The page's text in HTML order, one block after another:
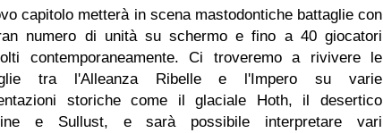
capitolo metterà in scena mastodontiche battaglie con
numero di unità su schermo e fino a 40 giocatori
contemporaneamente. Ci troveremo a rivivere le
tra l'Alleanza Ribelle e l'Impero su varie
storiche come il glaciale Hoth, il desertico
e Sullust, e sarà possibile interpretare vari